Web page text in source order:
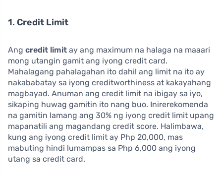
1. Credit Limit
Ang credit limit ay ang maximum na halaga na maaari
mong utangin gamit ang iyong credit card.
Mahalagang pahalagahan ito dahil ang limit na ito ay
nakababatay sa iyong creditworthiness at kakayahang
magbayad. Anuman ang credit limit na ibigay sa iyo,
sikaping huwag gamitin ito nang buo. Inirerekomenda
na gamitin lamang ang 30% ng iyong credit limit upang
mapanatili ang magandang credit score. Halimbawa,
kung ang iyong credit limit ay Php 20,000, mas
mabuting hindi lumampas sa Php 6,000 ang iyong
utang sa credit card.